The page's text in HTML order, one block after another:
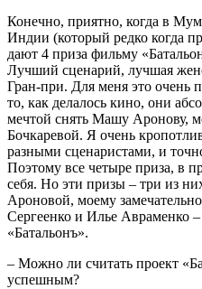
Конечно, приятно, когда в
Индии (который редко когда
дают 4 приза фильму
Лучший сценарий, лучшая
Гран-при. Для меня это очень
то, как делалось кино, они
мечтой снять Машу Аронову,
Бочкаревой. Я очень
разными сценаристами, и
Поэтому все четыре приза, в
себя. Но эти призы – три из
Ароновой, моему
Сергеенко и Илье Авраменко
«Батальонъ».
– Можно ли считать проект
успешным?